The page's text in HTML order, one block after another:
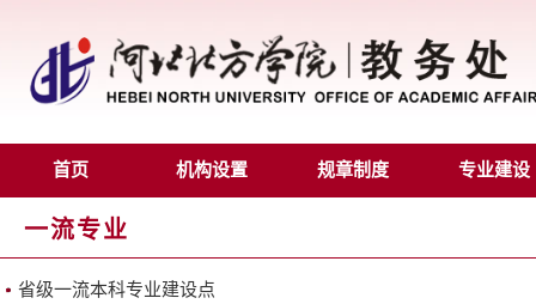
首页 机构设置 规章制度 专业建设
一流专业
省级一流本科专业建设点